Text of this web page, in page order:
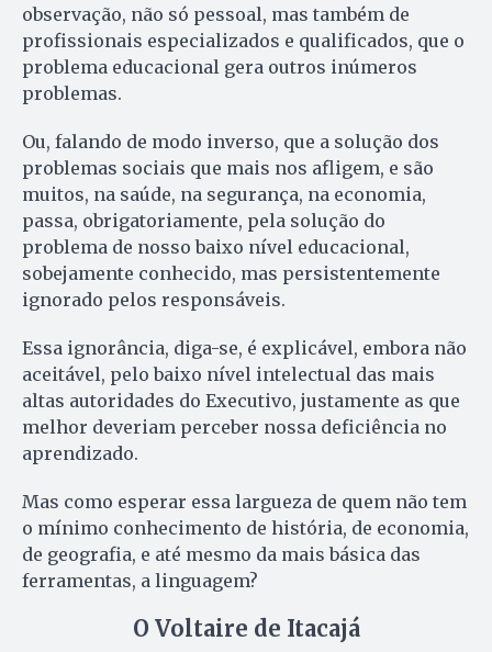
observação, não só pessoal, mas também de
profissionais especializados e qualificados, que o
problema educacional gera outros inúmeros
problemas.
Ou, falando de modo inverso, que a solução dos
problemas sociais que mais nos afligem, e são
muitos, na saúde, na segurança, na economia,
passa, obrigatoriamente, pela solução do
problema de nosso baixo nível educacional,
sobejamente conhecido, mas persistentemente
ignorado pelos responsáveis.
Essa ignorância, diga-se, é explicável, embora não
aceitável, pelo baixo nível intelectual das mais
altas autoridades do Executivo, justamente as que
melhor deveriam perceber nossa deficiência no
aprendizado.
Mas como esperar essa largueza de quem não tem
o mínimo conhecimento de história, de economia,
de geografia, e até mesmo da mais básica das
ferramentas, a linguagem?
O Voltaire de Itacajá